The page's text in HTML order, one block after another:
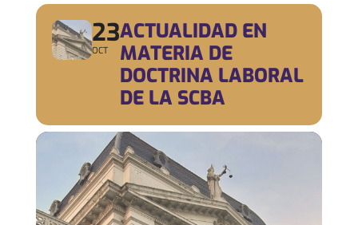
23
OCT
ACTUALIDAD EN
MATERIA DE
DOCTRINA LABORAL
DE LA SCBA